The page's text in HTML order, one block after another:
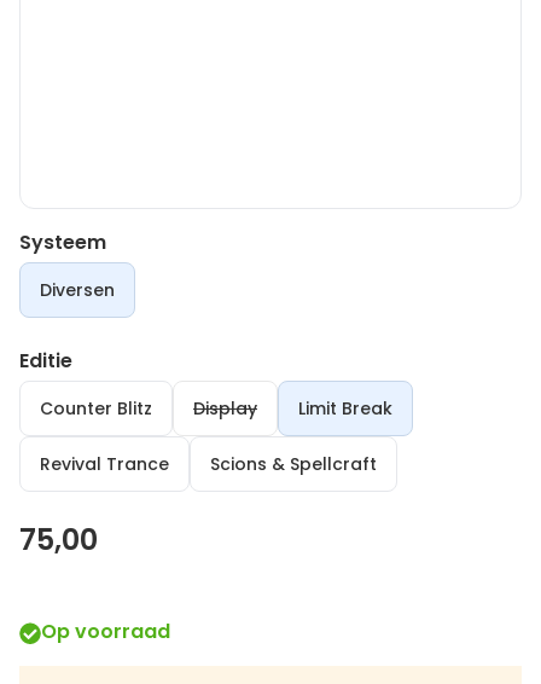
Systeem
Diversen
Editie
Counter Blitz Display Limit Break
Revival Trance Scions & Spellcraft
75,00
Op voorraad